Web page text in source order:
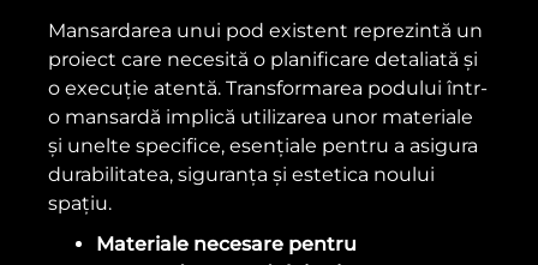
Mansardarea unui pod existent reprezintă un
proiect care necesită o planificare detaliată și
o execuție atentă. Transformarea podului într-
o mansardă implică utilizarea unor materiale
și unelte specifice, esențiale pentru a asigura
durabilitatea, siguranța și estetica noului
spațiu.
Materiale necesare pentru